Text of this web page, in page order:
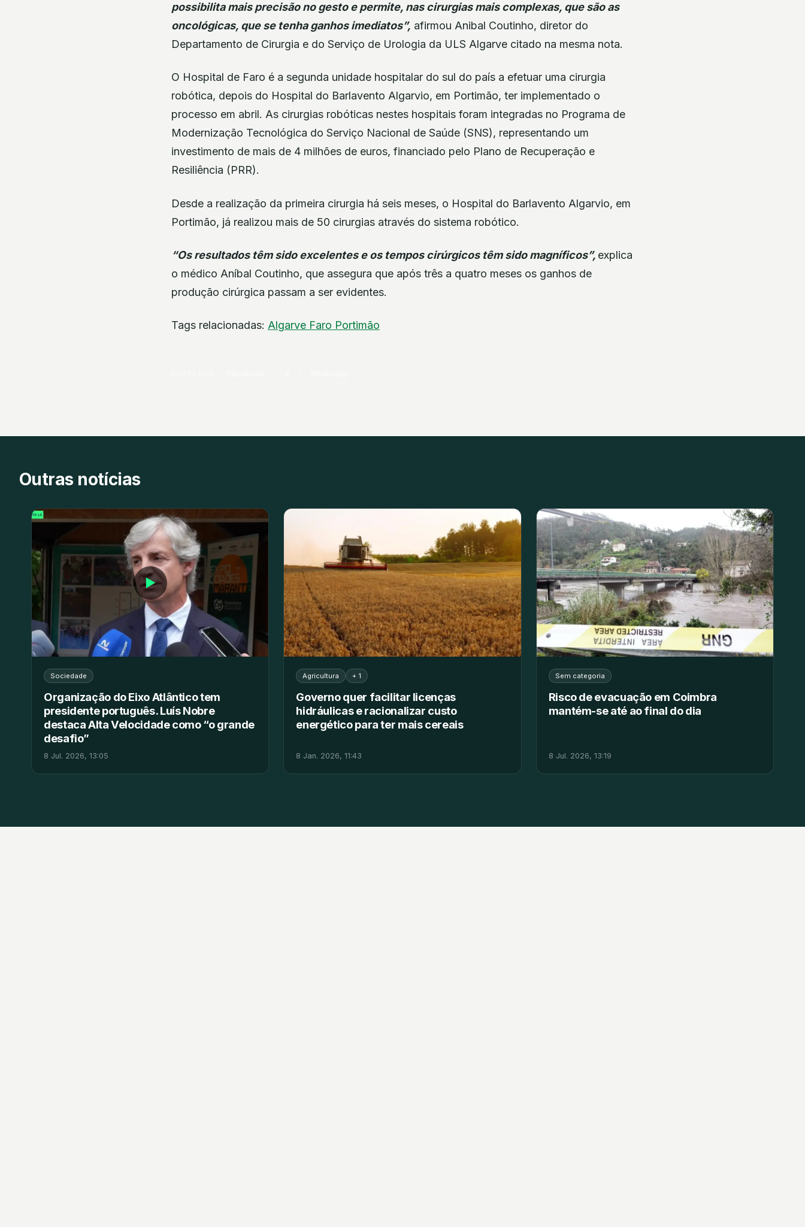
possibilita mais precisão no gesto e permite, nas cirurgias mais complexas, que são as
oncológicas, que se tenha ganhos imediatos”, afirmou Anibal Coutinho, diretor do
Departamento de Cirurgia e do Serviço de Urologia da ULS Algarve citado na mesma nota.
O Hospital de Faro é a segunda unidade hospitalar do sul do país a efetuar uma cirurgia
robótica, depois do Hospital do Barlavento Algarvio, em Portimão, ter implementado o
processo em abril. As cirurgias robóticas nestes hospitais foram integradas no Programa de
Modernização Tecnológica do Serviço Nacional de Saúde (SNS), representando um
investimento de mais de 4 milhões de euros, financiado pelo Plano de Recuperação e
Resiliência (PRR).
Desde a realização da primeira cirurgia há seis meses, o Hospital do Barlavento Algarvio, em
Portimão, já realizou mais de 50 cirurgias através do sistema robótico.
“Os resultados têm sido excelentes e os tempos cirúrgicos têm sido magníficos”, explica
o médico Aníbal Coutinho, que assegura que após três a quatro meses os ganhos de
produção cirúrgica passam a ser evidentes.
Tags relacionadas: Algarve Faro Portimão
Outras notícias
▶
Sociedade
Organização do Eixo Atlântico tem
presidente português. Luís Nobre
destaca Alta Velocidade como “o grande
desafio”
8 Jul. 2026, 13:05
Agricultura + 1
Governo quer facilitar licenças
hidráulicas e racionalizar custo
energético para ter mais cereais
8 Jan. 2026, 11:43
Sem categoria
Risco de evacuação em Coimbra
mantém-se até ao final do dia
8 Jul. 2026, 13:19